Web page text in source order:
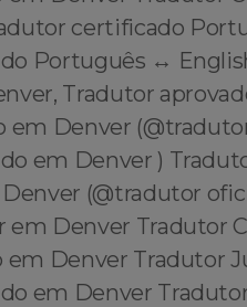
certificado
Português ↔️
Tradutor
em Denver
em Denver )
(@tradutor
em Denver Tradutor
em Denver Tradutor
em Denver